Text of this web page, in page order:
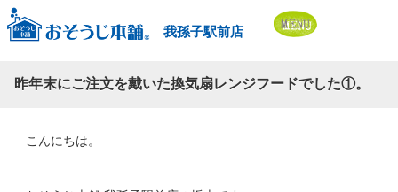
我孫子駅前店
昨年末にご注文を戴いた換気扇レンジフードでした①。
こんにちは。